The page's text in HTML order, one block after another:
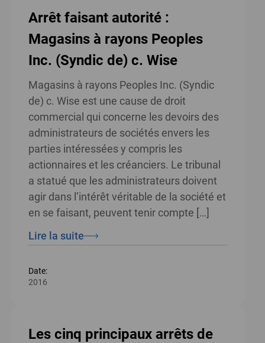
Arrêt faisant autorité :
Magasins à rayons Peoples
Inc. (Syndic de) c. Wise
Magasins à rayons Peoples Inc. (Syndic
de) c. Wise est une cause de droit
commercial qui concerne les devoirs des
administrateurs de sociétés envers les
parties intéressées y compris les
actionnaires et les créanciers. Le tribunal
a statué que les administrateurs doivent
agir dans l’intérêt véritable de la société et
en se faisant, peuvent tenir compte […]
Lire la suite
Date:
2016
Les cinq principaux arrêts de